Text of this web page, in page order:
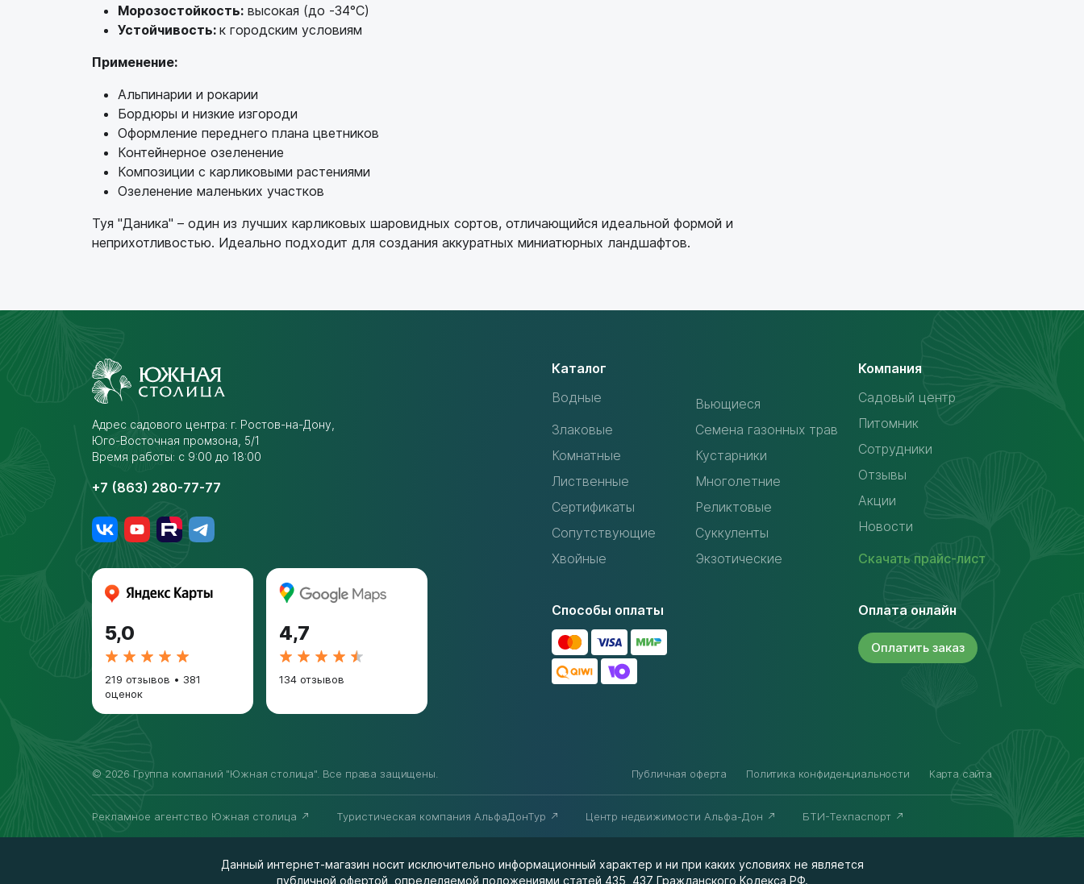
Морозостойкость: высокая (до -34°C)
Устойчивость: к городским условиям
Применение:
Альпинарии и рокарии
Бордюры и низкие изгороди
Оформление переднего плана цветников
Контейнерное озеленение
Композиции с карликовыми растениями
Озеленение маленьких участков
Туя "Даника" – один из лучших карликовых шаровидных сортов, отличающийся идеальной формой и
неприхотливостью. Идеально подходит для создания аккуратных миниатюрных ландшафтов.
Адрес садового центра: г. Ростов-на-Дону,
Юго-Восточная промзона, 5/1
Время работы: с 9:00 до 18:00
+7 (863) 280-77-77
5,0
219 отзывов • 381
оценок
4,7
134 отзывов
Каталог
Водные
Вьющиеся
Злаковые
Семена газонных трав
Комнатные
Кустарники
Лиственные
Многолетние
Сертификаты
Реликтовые
Сопутствующие
Суккуленты
Хвойные
Экзотические
Компания
Садовый центр
Питомник
Сотрудники
Отзывы
Акции
Новости
Скачать прайс-лист
Способы оплаты Оплата онлайн
Оплатить заказ
© 2026 Группа компаний "Южная столица". Все права защищены. Публичная оферта Политика конфиденциальности Карта сайта
Рекламное агентство Южная столица Туристическая компания АльфаДонТур Центр недвижимости Альфа-Дон БТИ-Техпаспорт
Данный интернет-магазин носит исключительно информационный характер и ни при каких условиях не является
публичной офертой, определяемой положениями статей 435, 437 Гражданского Кодекса РФ.